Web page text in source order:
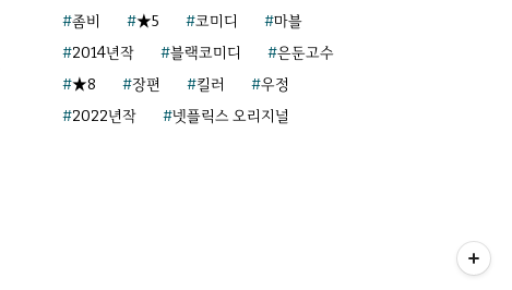
좀비
★5 코미디
마블
2014년작
블랙코미디
은둔고수
★8
장편 킬러
우정
2022년작
넷플릭스 오리지널